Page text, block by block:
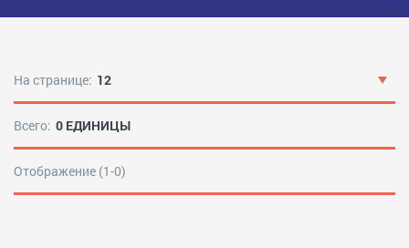
На странице: 12
Всего: 0 ЕДИНИЦЫ
Отображение (1-0)